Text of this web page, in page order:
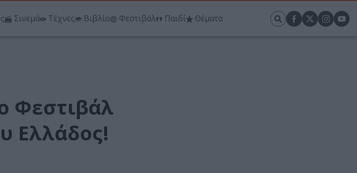
Σινεμά Τέχνες Βιβλίο Φεστιβάλ Παιδί Θέματα
Φεστιβάλ
Ελλάδος!